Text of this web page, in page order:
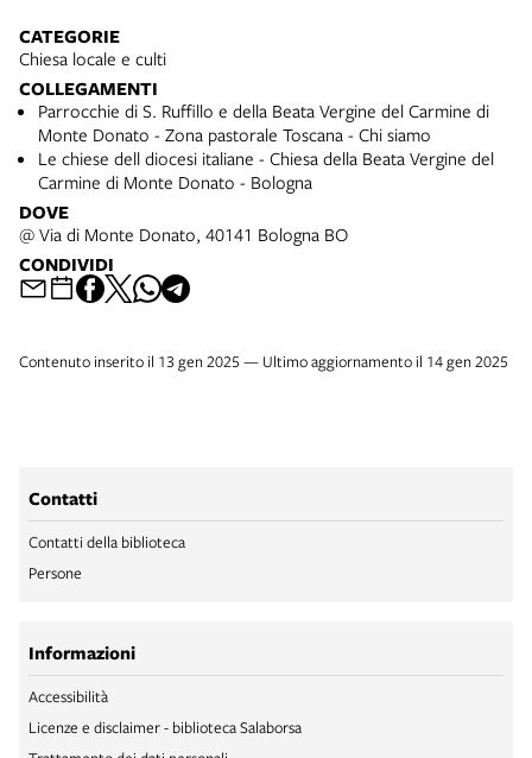
CATEGORIE
Chiesa locale e culti
COLLEGAMENTI
Parrocchie di S. Ruffillo e della Beata Vergine del Carmine di
Monte Donato - Zona pastorale Toscana - Chi siamo
Le chiese dell diocesi italiane - Chiesa della Beata Vergine del
Carmine di Monte Donato - Bologna
DOVE
@ Via di Monte Donato, 40141 Bologna BO
CONDIVIDI
Contenuto inserito il 13 gen 2025 — Ultimo aggiornamento il 14 gen 2025
Contatti
Contatti della biblioteca
Persone
Informazioni
Accessibilità
Licenze e disclaimer - biblioteca Salaborsa